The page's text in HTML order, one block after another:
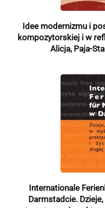
Idee modernizmu i
kompozytorskiej i w
Alicja, Paja-
Internationale
Darmstadcie.